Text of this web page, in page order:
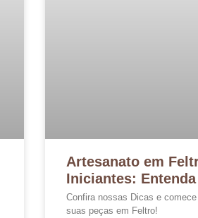
Artesanato em
Iniciantes:
Confira nossas Dicas e
suas peças em Feltro!